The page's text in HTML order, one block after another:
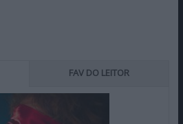
FAV DO LEITOR